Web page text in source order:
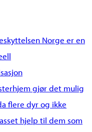
Norge er en
gjør det mulig
flere dyr og ikke
hjelp til dem som